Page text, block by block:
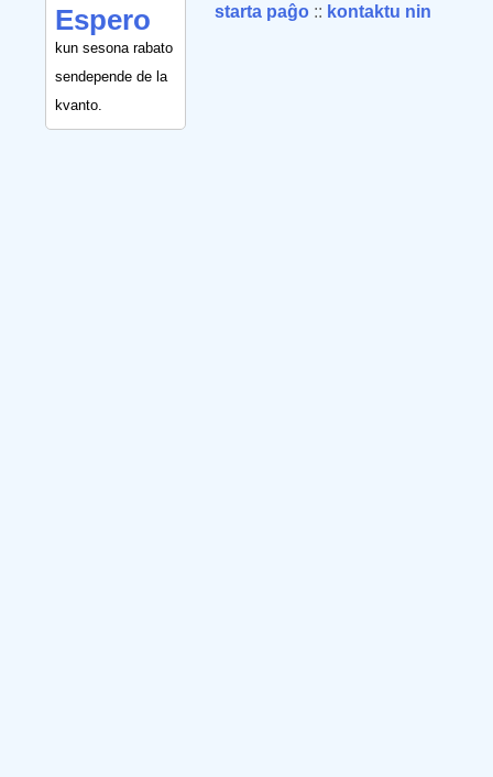
Espero
kun sesona rabato
sendepende de la
kvanto.
starta paĝo :: kontaktu nin